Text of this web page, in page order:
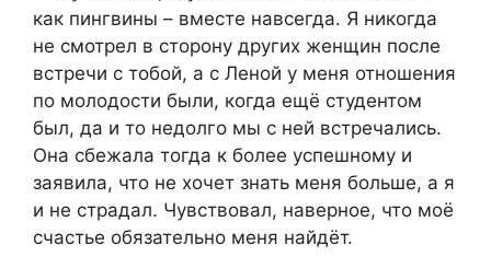
как пингвины – вместе навсегда. Я никогда
не смотрел в сторону других женщин после
встречи с тобой, а с Леной у меня отношения
по молодости были, когда ещё студентом
был, да и то недолго мы с ней встречались.
Она сбежала тогда к более успешному и
заявила, что не хочет знать меня больше, а я
и не страдал. Чувствовал, наверное, что моё
счастье обязательно меня найдёт.